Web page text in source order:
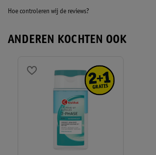
Hoe controleren wij de reviews?
ANDEREN KOCHTEN OOK